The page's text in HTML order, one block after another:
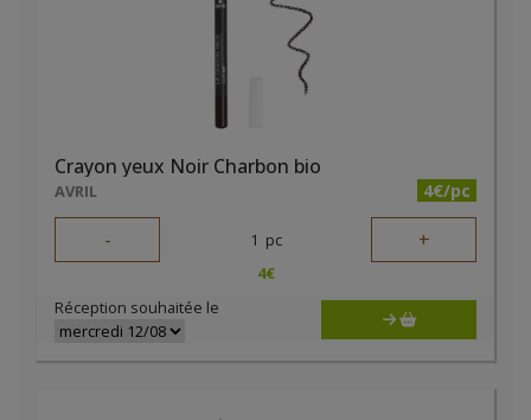
Crayon yeux Noir Charbon bio
AVRIL 4€/pc
- 1 pc +
4€
Réception souhaitée le